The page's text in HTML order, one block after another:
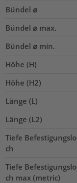
Bündel ⌀
Bündel ⌀ max.
Bündel ⌀ min.
Höhe (H)
Höhe (H2)
Länge (L)
Länge (L2)
Tiefe Befestigungslo
ch
Tiefe Befestigungslo
ch max (metric)